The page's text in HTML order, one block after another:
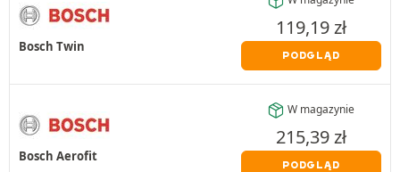
Bosch Twin
119,19zł
PODGLĄD
Bosch Aerofit
W magazynie
215,39zł
PODGLĄD